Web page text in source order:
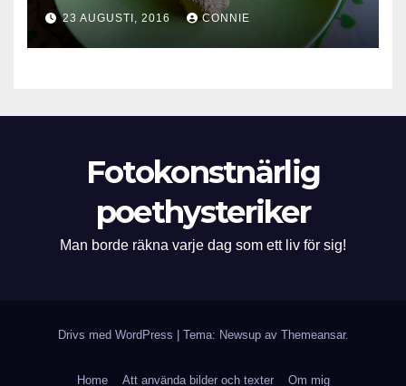
23 AUGUSTI, 2016 CONNIE
Fotokonstnärlig
poethysteriker
Man borde räkna varje dag som ett liv för sig!
Drivs med WordPress Tema: Newsup av Themeansar.
Home Att använda bilder och texter Om mig